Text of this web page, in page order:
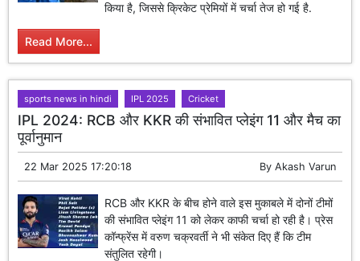
किया है, जिससे क्रिकेट प्रेमियों में चर्चा तेज हो गई है.
Read More...
sports news in hindi IPL 2025 Cricket
IPL 2024: RCB और KKR की संभावित प्लेइंग 11 और मैच का
पूर्वानुमान
22 Mar 2025 17:20:18 By Akash Varun
RCB और KKR के बीच होने वाले इस मुकाबले में दोनों टीमों
की संभावित प्लेइंग 11 को लेकर काफी चर्चा हो रही है। प्रेस
कॉन्फ्रेंस में वरुण चक्रवर्ती ने भी संकेत दिए हैं कि टीम
संतुलित रहेगी।